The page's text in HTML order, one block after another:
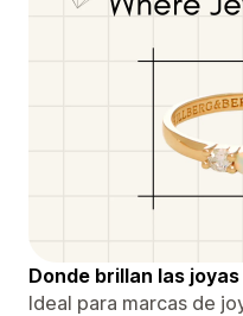
Donde brillan las joyas
Ideal para marcas de